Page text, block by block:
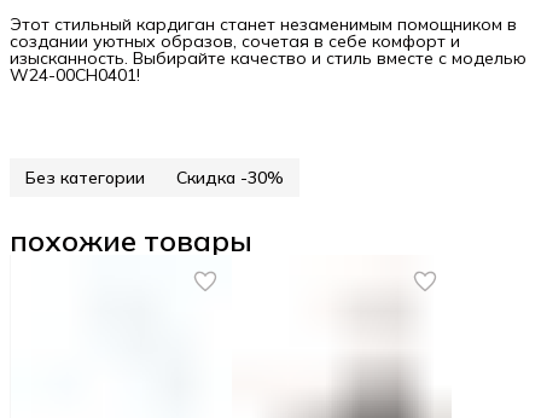
Этот стильный кардиган станет незаменимым помощником в
создании уютных образов, сочетая в себе комфорт и
изысканность. Выбирайте качество и стиль вместе с моделью
W24-00CH0401!
Без категории Скидка -30%
похожие товары